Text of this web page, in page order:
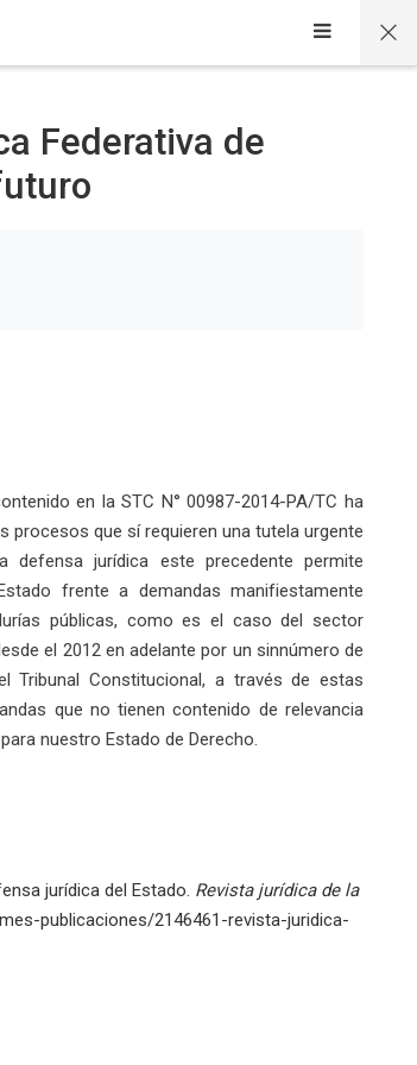
Federativa de
en la STC N° 00987-2014-PA/TC ha
procesos que sí requieren una tutela urgente
jurídica este precedente permite
frente a demandas manifiestamente
públicas, como es el caso del sector
el 2012 en adelante por un sinnúmero de
Tribunal Constitucional, a través de estas
que no tienen contenido de relevancia
nuestro Estado de Derecho.
jurídica del Estado. Revista jurídica de la
publicaciones/2146461-revista-juridica-